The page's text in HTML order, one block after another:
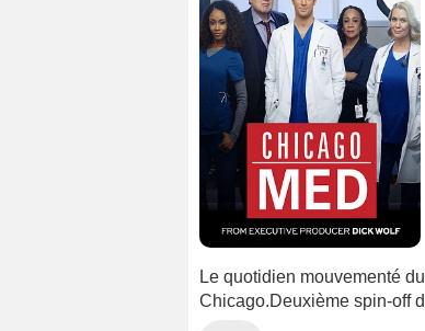
Le quotidien mouvementé
Chicago.Deuxième spin-off